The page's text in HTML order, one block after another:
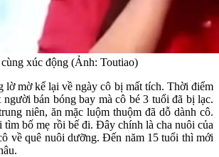
xúc động (Ảnh: Toutiao)
lờ mờ kể lại về ngày cô bị mất tích. Thời điểm
bán bóng bay mà cô bé 3 tuổi đã bị lạc.
niên, ăn mặc luộm thuộm đã dỗ dành cô.
tìm bố mẹ rồi bế đi. Đây chính là cha nuôi của
về quê nuôi dưỡng. Đến năm 15 tuổi thì mới